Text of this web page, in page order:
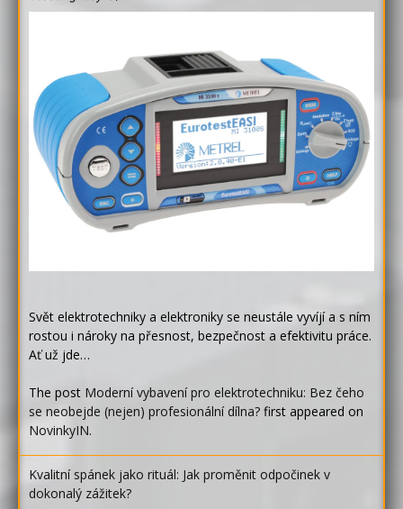
Svět elektrotechniky a elektroniky se neustále vyvíjí a s ním
rostou i nároky na přesnost, bezpečnost a efektivitu práce.
Ať už jde…
The post Moderní vybavení pro elektrotechniku: Bez čeho
se neobejde (nejen) profesionální dílna? first appeared on
NovinkyIN.
Kvalitní spánek jako rituál: Jak proměnit odpočinek v
dokonalý zážitek?